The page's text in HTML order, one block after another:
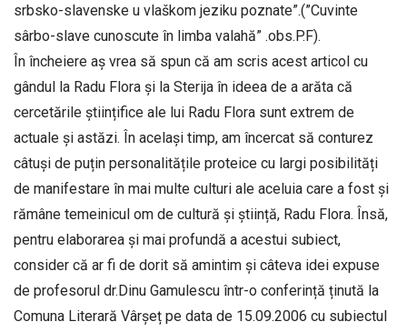
srbsko-slavenske u vlaškom jeziku poznate”.(”Cuvinte
sârbo-slave cunoscute în limba valahă” .obs.P.F).
În încheiere aș vrea să spun că am scris acest articol cu
gândul la Radu Flora și la Sterija în ideea de a arăta că
cercetările științifice ale lui Radu Flora sunt extrem de
actuale și astăzi. În același timp, am încercat să conturez
câtuși de puțin personalitățile proteice cu largi posibilități
de manifestare în mai multe culturi ale aceluia care a fost și
rămâne temeinicul om de cultură și știință, Radu Flora. Însă,
pentru elaborarea și mai profundă a acestui subiect,
consider că ar fi de dorit să amintim și câteva idei expuse
de profesorul dr.Dinu Gamulescu într-o conferință ținută la
Comuna Literară Vârșeț pe data de 15.09.2006 cu subiectul